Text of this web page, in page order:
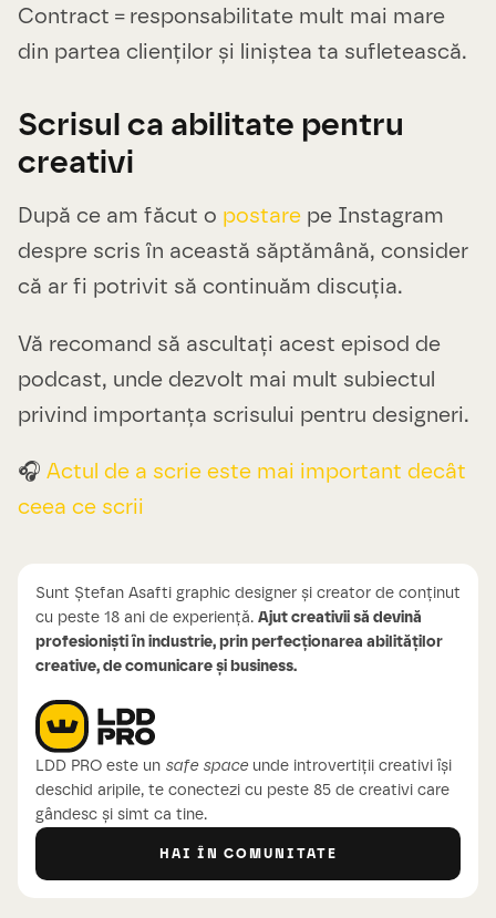
Contract = responsabilitate mult mai mare
din partea clienților și liniștea ta sufletească.
Scrisul ca abilitate pentru
creativi
După ce am făcut o postare pe Instagram
despre scris în această săptămână, consider
că ar fi potrivit să continuăm discuția.
Vă recomand să ascultați acest episod de
podcast, unde dezvolt mai mult subiectul
privind importanța scrisului pentru designeri.
🎧 Actul de a scrie este mai important decât
ceea ce scrii
Sunt Ștefan Asafti graphic designer și creator de conținut
cu peste 18 ani de experiență. Ajut creativii să devină
profesioniști în industrie, prin perfecționarea abilităților
creative, de comunicare și business.
LDD PRO este un safe spaceunde introvertiții creativi își
deschid aripile, te conectezi cu peste 85 de creativi care
gândesc și simt ca tine.
HAI ÎN COMUNITATE